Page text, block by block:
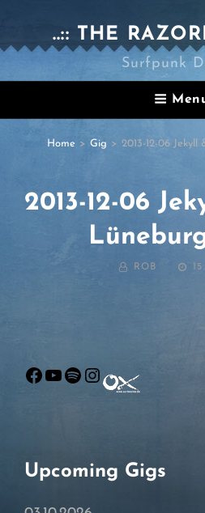
..:: THE
Surfpunk
Home > Gig > 2013-12-06
2013-12-06
BY ROB
Facebook
YouTube
Spotify
Instagram
Upcoming Gigs